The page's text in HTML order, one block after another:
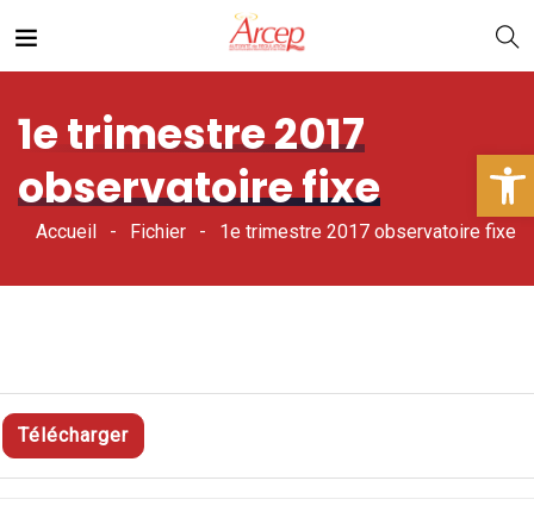
1e trimestre 2017
observatoire fixe
Accueil Fichier 1e trimestre 2017 observatoire fixe
Télécharger